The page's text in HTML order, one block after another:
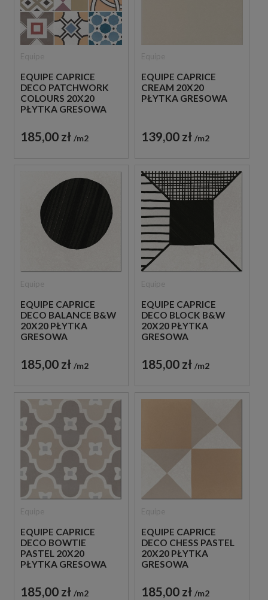
EQUIPE CAPRICE
DECO PATCHWORK
COLOURS 20X20
PŁYTKA GRESOWA
185,00 zł m2
EQUIPE CAPRICE
CREAM 20X20
PŁYTKA GRESOWA
139,00 zł m2
EQUIPE CAPRICE
DECO BALANCE B&W
20X20 PŁYTKA
GRESOWA
185,00 zł m2
EQUIPE CAPRICE
DECO BLOCK B&W
20X20 PŁYTKA
GRESOWA
185,00 zł m2
EQUIPE CAPRICE
DECO BOWTIE
PASTEL 20X20
PŁYTKA GRESOWA
185,00 zł m2
EQUIPE CAPRICE
DECO CHESS PASTEL
20X20 PŁYTKA
GRESOWA
185,00 zł m2